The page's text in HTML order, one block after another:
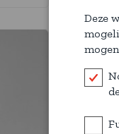
Deze